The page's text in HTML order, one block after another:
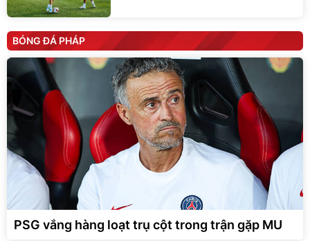
BÓNG ĐÁ PHÁP
PSG vắng hàng loạt trụ cột trong trận gặp MU